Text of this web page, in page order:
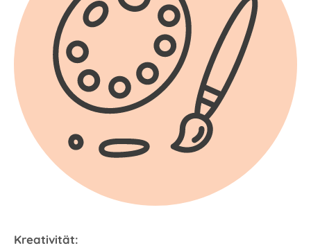
individuelle Anhänger gestalten